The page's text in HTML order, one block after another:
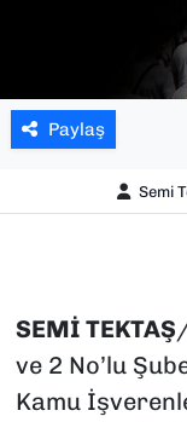
Paylaş
Semi
SEMİ TEKTAŞ
ve 2 No’lu
Kamu